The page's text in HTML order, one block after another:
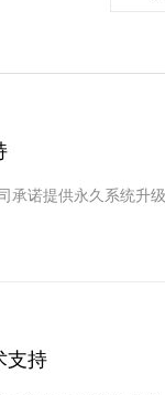
承诺提供永久系统升
支持